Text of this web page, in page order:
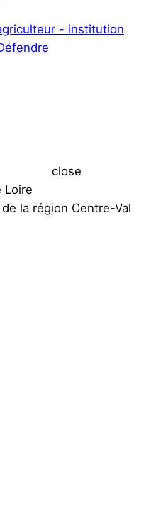
- institution
close
la région Centre-Val